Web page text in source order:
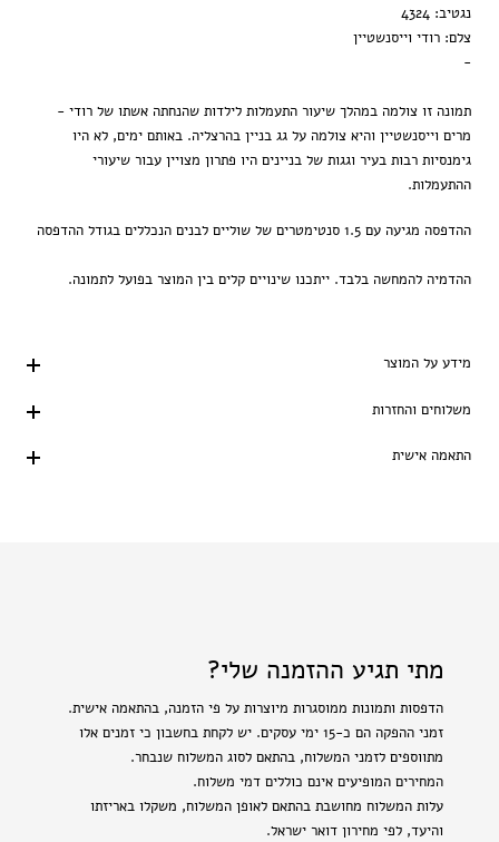
נגטיב: 4324
צלם: רודי וייסנשטיין
-
תמונה זו צולמה במהלך שיעור התעמלות לילדות שהנחתה אשתו של רודי -
מרים וייסנשטיין והיא צולמה על גג בניין בהרצליה. באותם ימים, לא היו
גימנסיות רבות בעיר וגגות של בניינים היו פתרון מצויין עבור שיעורי
ההתעמלות.
ההדפסה מגיעה עם 1.5 סנטימטרים של שוליים לבנים הנכללים בגודל ההדפסה
ההדמיה להמחשה בלבד. ייתכנו שינויים קלים בין המוצר בפועל לתמונה.
מידע על המוצר
משלוחים והחזרות
התאמה אישית
מתי תגיע ההזמנה שלי?
הדפסות ותמונות ממוסגרות מיוצרות על פי הזמנה, בהתאמה אישית.
זמני ההפקה הם כ-15 ימי עסקים. יש לקחת בחשבון כי זמנים אלו
מתווספים לזמני המשלוח, בהתאם לסוג המשלוח שנבחר.
המחירים המופיעים אינם כוללים דמי משלוח.
עלות המשלוח מחושבת בהתאם לאופן המשלוח, משקלו באריזתו
והיעד, לפי מחירון דואר ישראל.